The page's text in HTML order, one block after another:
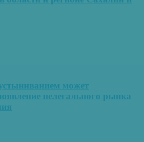
может
нелегального рынка